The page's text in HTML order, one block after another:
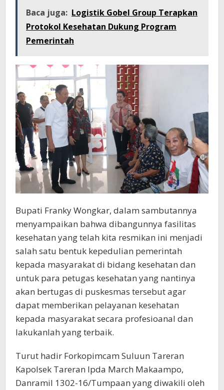
Baca juga: Logistik Gobel Group Terapkan
Protokol Kesehatan Dukung Program
Pemerintah
Bupati Franky Wongkar, dalam sambutannya
menyampaikan bahwa dibangunnya fasilitas
kesehatan yang telah kita resmikan ini menjadi
salah satu bentuk kepedulian pemerintah
kepada masyarakat di bidang kesehatan dan
untuk para petugas kesehatan yang nantinya
akan bertugas di puskesmas tersebut agar
dapat memberikan pelayanan kesehatan
kepada masyarakat secara profesioanal dan
lakukanlah yang terbaik.
Turut hadir Forkopimcam Suluun Tareran
Kapolsek Tareran Ipda March Makaampo,
Danramil 1302-16/Tumpaan yang diwakili oleh